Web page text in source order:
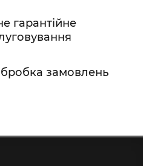
гарантійне
замовлень